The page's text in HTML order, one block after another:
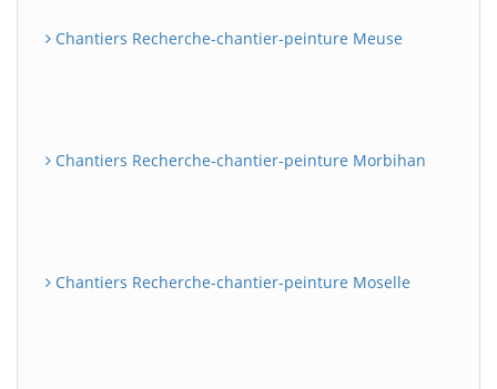
Chantiers Recherche-chantier-peinture Meuse
Chantiers Recherche-chantier-peinture Morbihan
Chantiers Recherche-chantier-peinture Moselle